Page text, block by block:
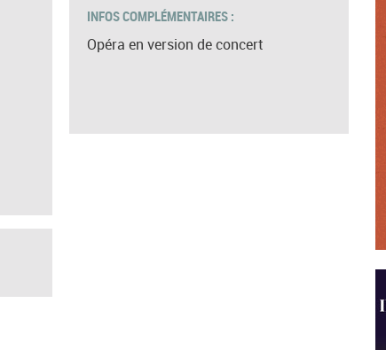
INFOS COMPLÉMENTAIRES :
Opéra en version de concert